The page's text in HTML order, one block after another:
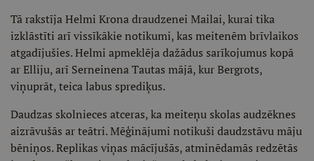
Tā rakstīja Helmi Krona draudzenei Mailai, kurai tika
izklāstīti arī vissīkākie notikumi, kas meitenēm brīvlaikos
atgadījušies. Helmi apmeklēja dažādus sarīkojumus kopā
ar Elliju, arī Serneinena Tautas mājā, kur Bergrots,
viņuprāt, teica labus sprediķus.
Daudzas skolnieces atceras, ka meiteņu skolas audzēknes
aizrāvušās ar teātri. Mēģinājumi notikuši daudzstāvu māju
bēniņos. Replikas viņas mācījušās, atminēdamās redzētās